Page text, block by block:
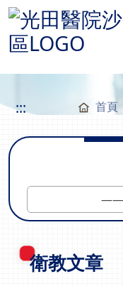
::: 首頁
——
衛教文章